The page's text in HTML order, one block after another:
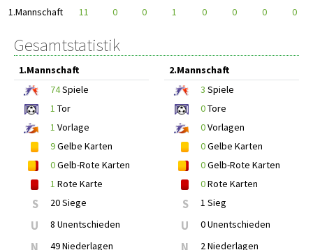
1.Mannschaft
11 0 0 1 0 0 0 0
Gesamtstatistik
1.Mannschaft
74Spiele
1 Tor
1 Vorlage
9Gelbe Karten
0Gelb-Rote Karten
1 Rote Karte
S 20 Siege
U 8 Unentschieden
49 Niederlagen
2.Mannschaft
3 Spiele
0Tore
0Vorlagen
0Gelbe Karten
0Gelb-Rote Karten
0Rote Karten
S 1 Sieg
U 0 Unentschieden
2 Niederlagen